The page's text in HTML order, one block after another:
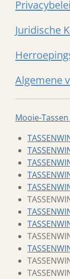
Juridische
Algemene
Mooie-